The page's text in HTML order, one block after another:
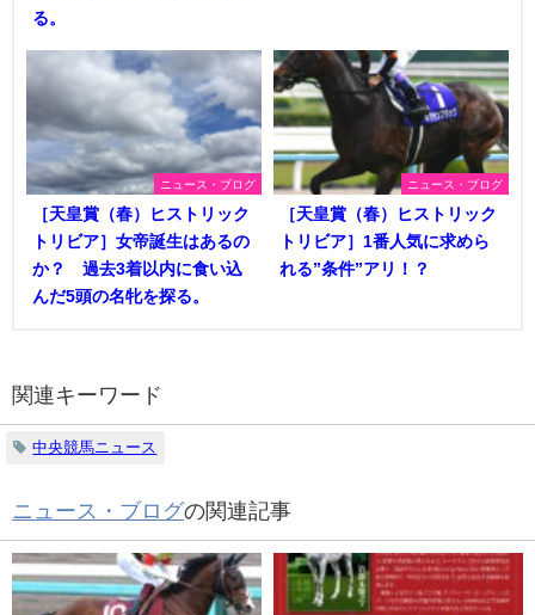
る。
ニュース・ブログ
［天皇賞（春）ヒストリック
トリビア］女帝誕生はあるの
か？ 過去3着以内に食い込
んだ5頭の名牝を探る。
ニュース・ブログ
［天皇賞（春）ヒストリック
トリビア］1番人気に求めら
れる”条件”アリ！？
関連キーワード
中央競馬ニュース
ニュース・ブログの関連記事